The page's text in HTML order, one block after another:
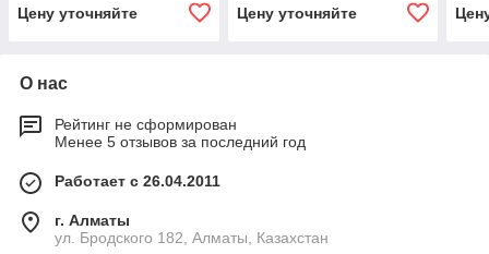
Цену уточняйте
Цену уточняйте
О нас
Рейтинг не сформирован
Менее 5 отзывов за последний год
Работает с 26.04.2011
г. Алматы
ул. Бродского 182, Алматы, Казахстан